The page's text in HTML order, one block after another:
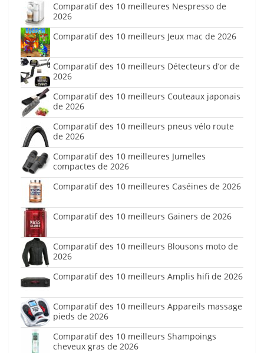
Comparatif des 10 meilleures Nespresso de
2026
Comparatif des 10 meilleurs Jeux mac de 2026
Comparatif des 10 meilleurs Détecteurs d’or de
2026
Comparatif des 10 meilleurs Couteaux japonais
de 2026
Comparatif des 10 meilleurs pneus vélo route
de 2026
Comparatif des 10 meilleures Jumelles
compactes de 2026
Comparatif des 10 meilleures Caséines de 2026
Comparatif des 10 meilleurs Gainers de 2026
Comparatif des 10 meilleurs Blousons moto de
2026
Comparatif des 10 meilleurs Amplis hifi de 2026
Comparatif des 10 meilleurs Appareils massage
pieds de 2026
Comparatif des 10 meilleurs Shampoings
cheveux gras de 2026